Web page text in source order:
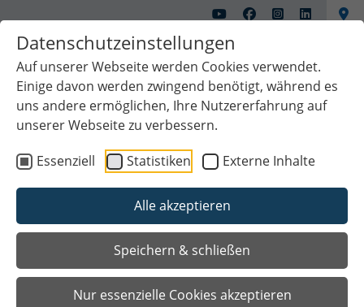
Datenschutzeinstellungen
Auf unserer Webseite werden Cookies verwendet.
Einige davon werden zwingend benötigt, während es
uns andere ermöglichen, Ihre Nutzererfahrung auf
unserer Webseite zu verbessern.
Essenziell
Statistiken Externe Inhalte
Alle akzeptieren
Speichern & schließen
Nur essenzielle Cookies akzeptieren
Startseite Kultur & Freizeit
Kunstschule Zinnober